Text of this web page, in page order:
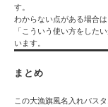
す。
わからない点がある場合
「こういう使い方をした
います。
まとめ
この大漁旗風名入れバスタ